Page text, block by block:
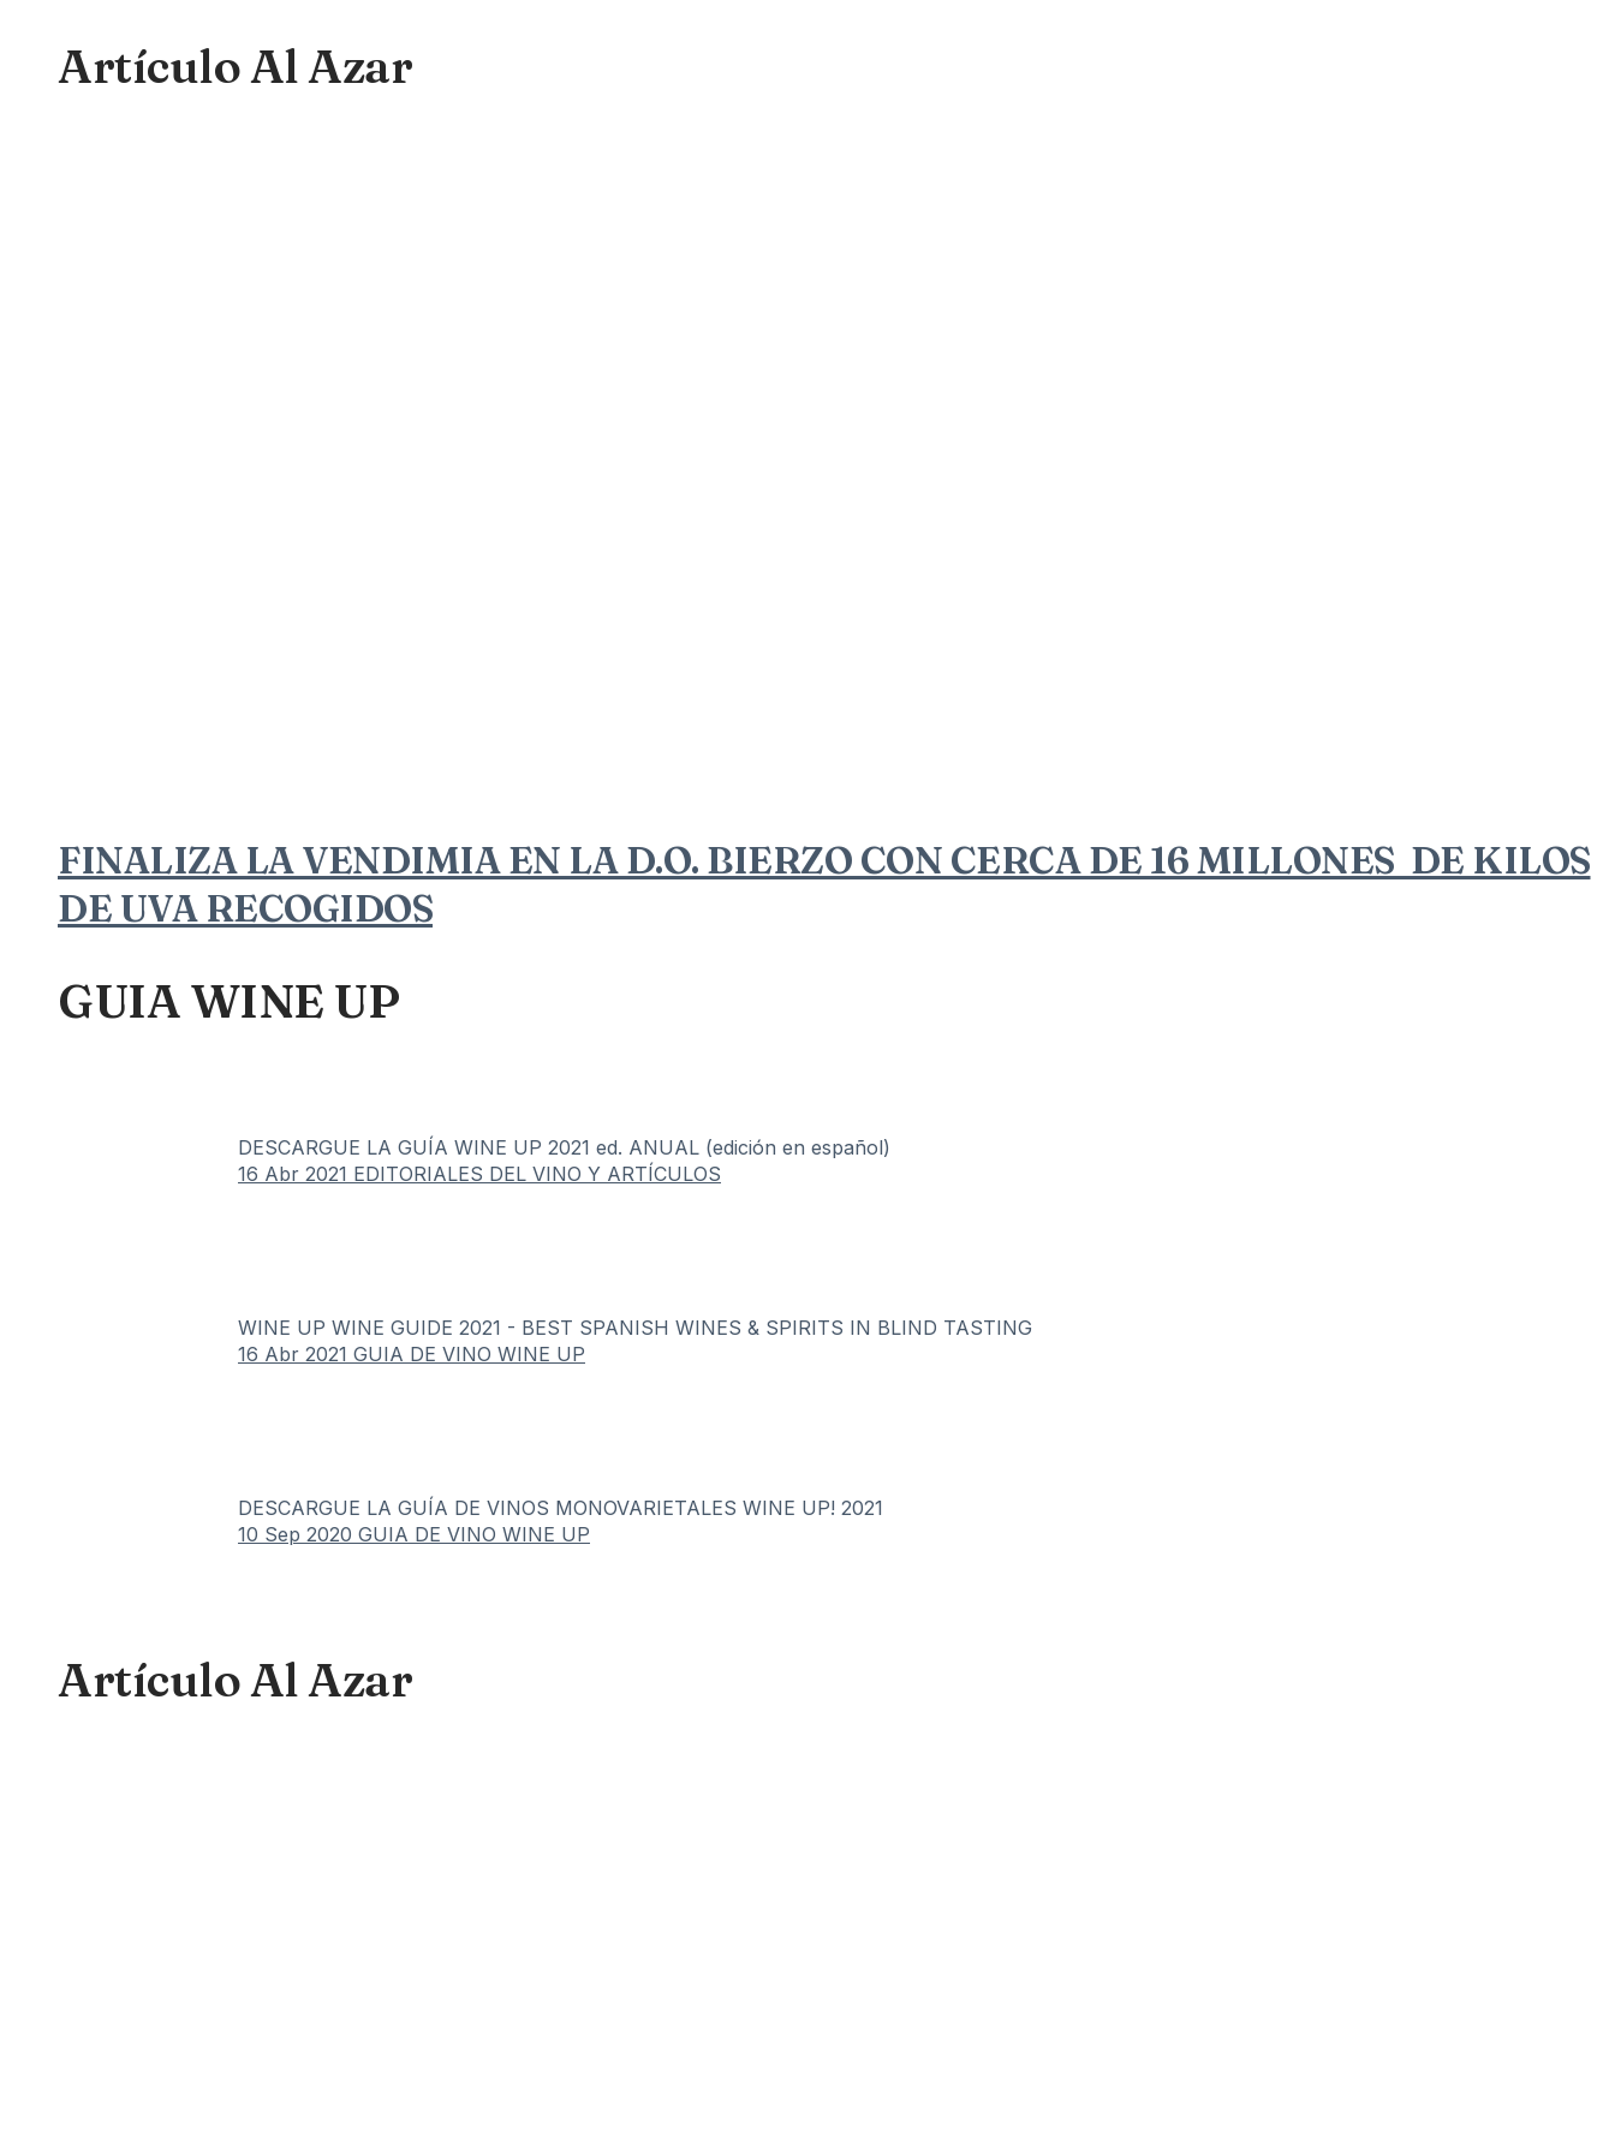
Artículo Al Azar
FINALIZA LA VENDIMIA EN LA D.O. BIERZO CON CERCA DE 16 MILLONES DE KILOS
DE UVA RECOGIDOS
GUIA WINE UP
DESCARGUE LA GUÍA WINE UP 2021 ed. ANUAL (edición en español)
16 Abr 2021 EDITORIALES DEL VINO Y ARTÍCULOS
WINE UP WINE GUIDE 2021 - BEST SPANISH WINES & SPIRITS IN BLIND TASTING
16 Abr 2021 GUIA DE VINO WINE UP
DESCARGUE LA GUÍA DE VINOS MONOVARIETALES WINE UP! 2021
10 Sep 2020 GUIA DE VINO WINE UP
Artículo Al Azar